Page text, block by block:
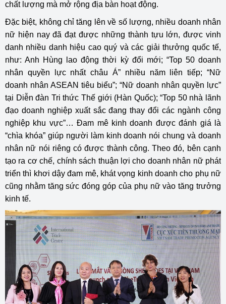
chất lượng mà mở rộng địa bàn hoạt động.
Đặc biệt, không chỉ tăng lên về số lượng, nhiều doanh nhân
nữ hiện nay đã đạt được những thành tựu lớn, được vinh
danh nhiều danh hiệu cao quý và các giải thưởng quốc tế,
như: Anh Hùng lao động thời kỳ đổi mới; “Top 50 doanh
nhân quyền lực nhất châu Á” nhiều năm liên tiếp; “Nữ
doanh nhân ASEAN tiêu biểu”; “Nữ doanh nhân quyền lực”
tại Diễn đàn Tri thức Thế giới (Hàn Quốc); “Top 50 nhà lãnh
đạo doanh nghiệp xuất sắc đang thay đổi các ngành công
nghiệp khu vực”… Đam mê kinh doanh được đánh giá là
“chìa khóa” giúp người làm kinh doanh nói chung và doanh
nhân nữ nói riêng có được thành công. Theo đó, bên cạnh
tạo ra cơ chế, chính sách thuận lợi cho doanh nhân nữ phát
triển thì khơi dậy đam mê, khát vọng kinh doanh cho phụ nữ
cũng nhằm tăng sức đóng góp của phụ nữ vào tăng trưởng
kinh tế.